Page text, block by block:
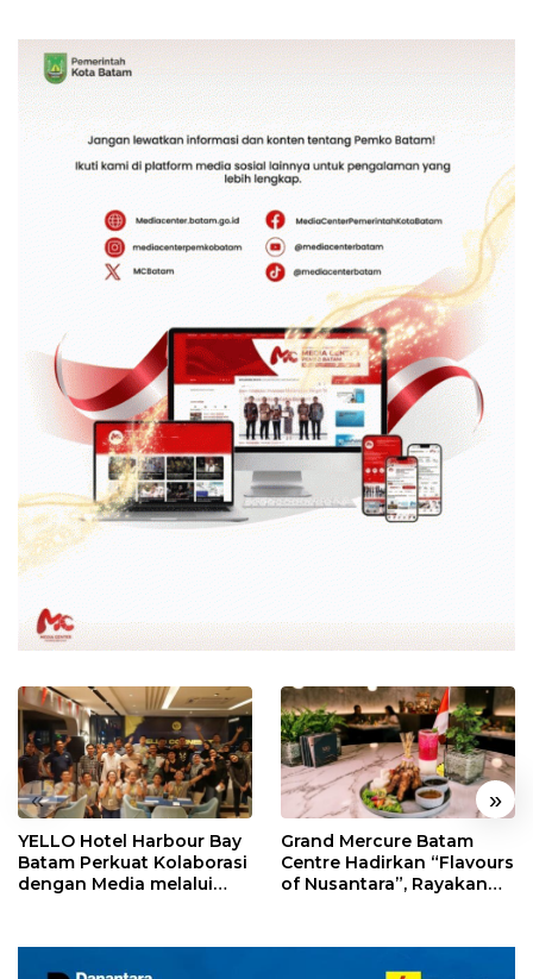
« »
YELLO Hotel Harbour Bay
Batam Perkuat Kolaborasi
dengan Media melalui
Grand Mercure Batam
Centre Hadirkan “Flavours
of Nusantara”, Rayakan